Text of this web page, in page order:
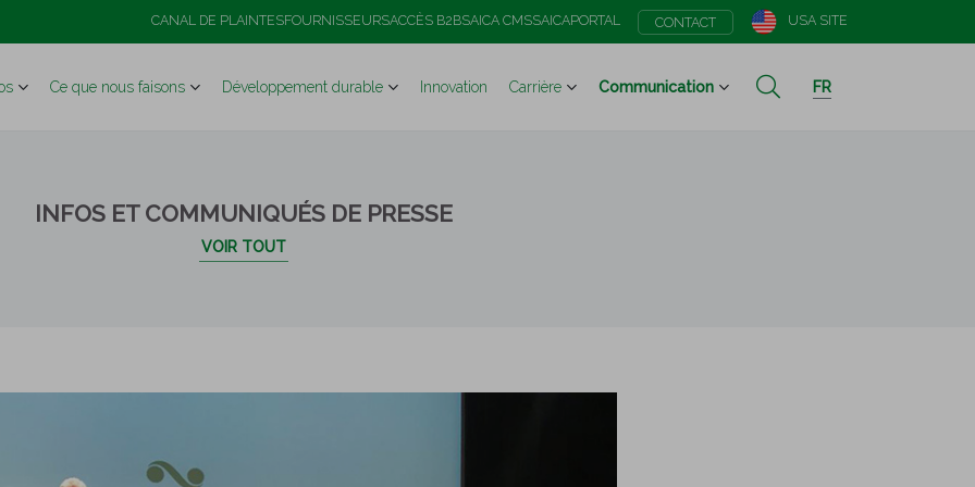
et de la durabilité
CANAL DE PLAINTESFOURNISSEURSACCÈS B2BSAICA CMSSAICAPORTAL CONTACT USA SITE
Ce que nous faisons Développement durable Innovation Carrière Communication FR
INFOS ET COMMUNIQUÉS DE PRESSE
VOIR TOUT